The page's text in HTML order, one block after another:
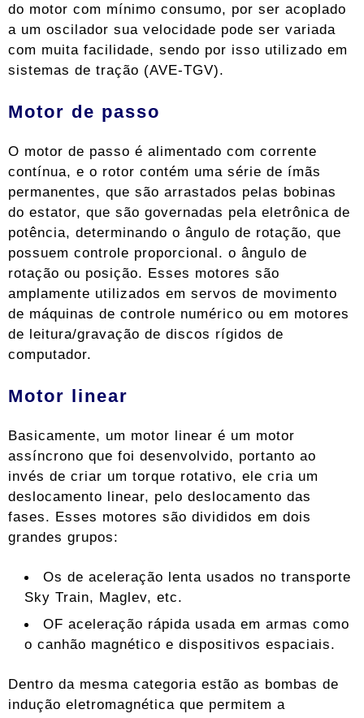
do motor com mínimo consumo, por ser acoplado
a um oscilador sua velocidade pode ser variada
com muita facilidade, sendo por isso utilizado em
sistemas de tração (AVE-TGV).
Motor de passo
O motor de passo é alimentado com corrente
contínua, e o rotor contém uma série de ímãs
permanentes, que são arrastados pelas bobinas
do estator, que são governadas pela eletrônica de
potência, determinando o ângulo de rotação, que
possuem controle proporcional. o ângulo de
rotação ou posição. Esses motores são
amplamente utilizados em servos de movimento
de máquinas de controle numérico ou em motores
de leitura/gravação de discos rígidos de
computador.
Motor linear
Basicamente, um motor linear é um motor
assíncrono que foi desenvolvido, portanto ao
invés de criar um torque rotativo, ele cria um
deslocamento linear, pelo deslocamento das
fases. Esses motores são divididos em dois
grandes grupos:
Os de aceleração lenta usados ​​​​no transporte
Sky Train, Maglev, etc.
OF aceleração rápida usada em armas como
o canhão magnético e dispositivos espaciais.
Dentro da mesma categoria estão as bombas de
indução eletromagnética que permitem a